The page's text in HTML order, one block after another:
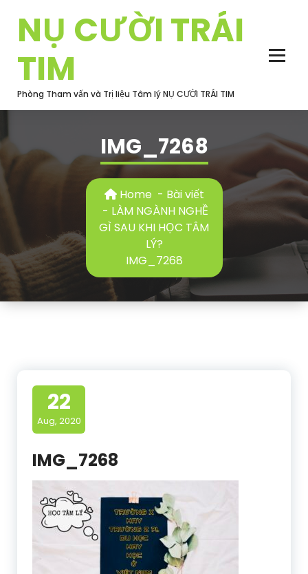
contentNỤ CƯỜI TRÁI
TIM
Phòng Tham vấn và Trị liệu Tâm lý NỤ CƯỜI TRÁI TIM
IMG_7268
Home - Bài viết
- LÀM NGÀNH NGHỀ
GÌ SAU KHI HỌC TÂM
LÝ?
IMG_7268
22
Aug, 2020
IMG_7268